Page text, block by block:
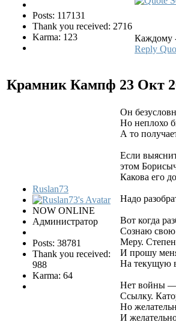
Posts: 117131
Thank you received: 2716
Karma: 123
Каждому
Reply
Крамник Кампф 23 Окт
Ruslan73
NOW ONLINE
Администратор
Posts: 38781
Thank you received:
988
Karma: 64
Он
Но неплохо
А то
Если
этом
Какова его
Надо
Вот когда
Сознаю свою
Меру.
И прошу
На текущую
Нет войны
Ссылку.
Но
И